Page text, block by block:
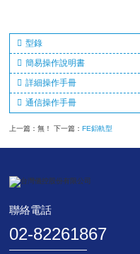
型錄
簡易操作說明書
詳細操作手冊
通信操作手冊
上一篇：無！ 下一篇：FE鋁軌型
聯絡電話
02-82261867